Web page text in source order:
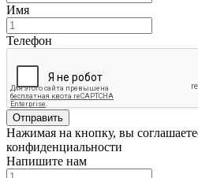
Имя
Телефон
Отправить
Нажимая на кнопку, вы
конфиденциальности
Напишите нам